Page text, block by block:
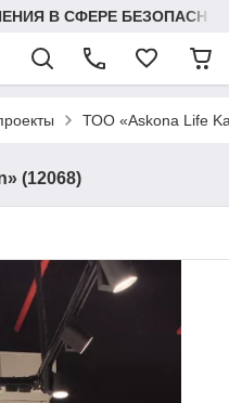
В СФЕРЕ
ТОО «Askona Life
(12068)